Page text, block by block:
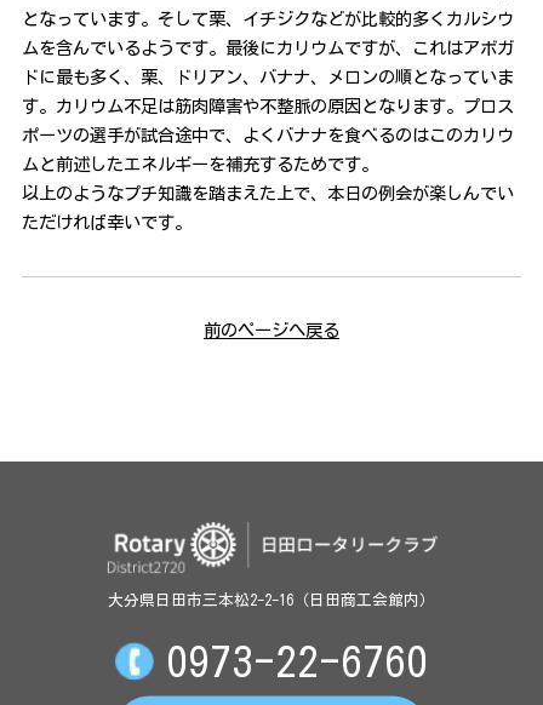
となっています。そして栗、イチジクなどが比較的多くカルシウ
ムを含んでいるようです。最後にカリウムですが、これはアボガ
ドに最も多く、栗、ドリアン、バナナ、メロンの順となっていま
す。カリウム不足は筋肉障害や不整脈の原因となります。プロス
ポーツの選手が試合途中で、よくバナナを食べるのはこのカリウ
ムと前述したエネルギーを補充するためです。
以上のようなプチ知識を踏まえた上で、本日の例会が楽しんでい
ただければ幸いです。
前のページへ戻る
大分県日田市三本松2-2-16（日田商工会館内）
0973-22-6760